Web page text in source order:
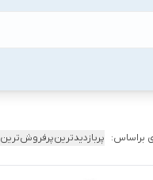
براساس: پربازدیدترینپرفروش‌ترین